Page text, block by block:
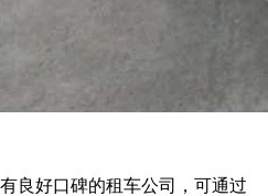
良好口碑的租车公司，可通过